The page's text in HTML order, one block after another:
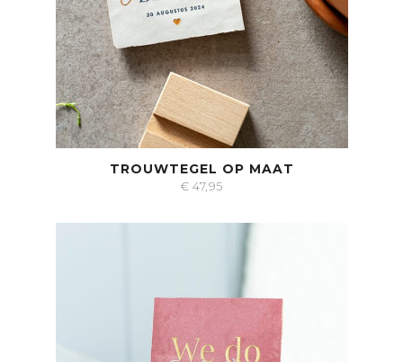
TROUWTEGEL OP MAAT
€ 47,95